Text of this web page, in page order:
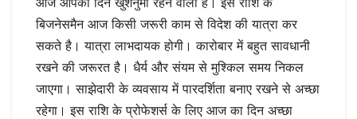
बिजनेसमैन आज किसी जरूरी काम से विदेश की यात्रा कर
सकते है। यात्रा लाभदायक होगी। कारोबार में बहुत सावधानी
रखने की जरूरत है। धैर्य और संयम से मुश्किल समय निकल
जाएगा। साझेदारी के व्यवसाय में पारदर्शिता बनाए रखने से अच्छा
रहेगा। इस राशि के प्रोफेशर्स के लिए आज का दिन अच्छा